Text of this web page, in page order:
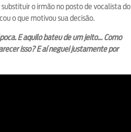
o irmão no posto de vocalista do
o que motivou sua decisão.
E aquilo bateu de um jeito… Como
isso? E aí neguei justamente por